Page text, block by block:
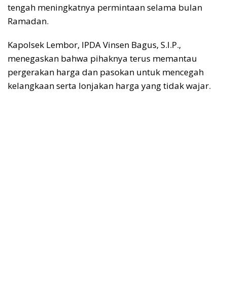
tengah meningkatnya permintaan selama bulan
Ramadan.
Kapolsek Lembor, IPDA Vinsen Bagus, S.I.P.,
menegaskan bahwa pihaknya terus memantau
pergerakan harga dan pasokan untuk mencegah
kelangkaan serta lonjakan harga yang tidak wajar.